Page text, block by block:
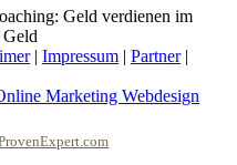
Geld verdienen im
| Impressum | Partner|
Marketing Webdesign